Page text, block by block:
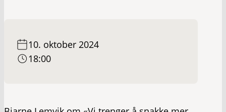
10. oktober 2024
18:00